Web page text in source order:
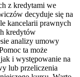
z kredytami we
decyduje się na
kancelarii prawnych
kredytów
analizy umowy
ta może
i występowanie na
lub przeliczenia